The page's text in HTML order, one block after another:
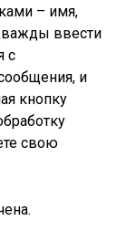
– имя,
ввести
с
и
кнопку
свою